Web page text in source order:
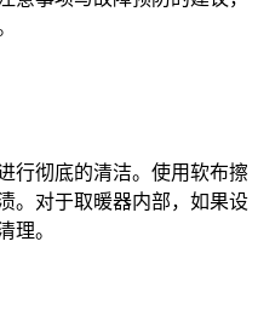
行彻底的清洁。使用软布擦
。对于取暖器内部，如果设
理。